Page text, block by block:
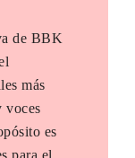
de BBK
más
voces
es
para el